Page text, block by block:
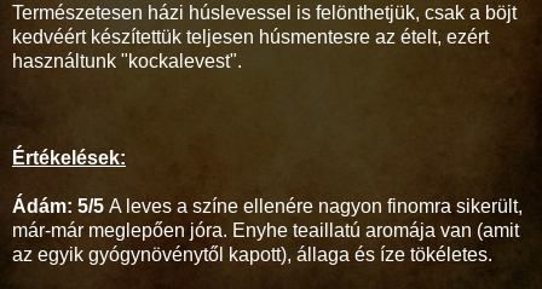
Természetesen házi húslevessel is felönthetjük, csak a böjt
kedvéért készítettük teljesen húsmentesre az ételt, ezért
használtunk "kockalevest".
Értékelések:
Ádám: 5/5 A leves a színe ellenére nagyon finomra sikerült,
már-már meglepően jóra. Enyhe teaillatú aromája van (amit
az egyik gyógynövénytől kapott), állaga és íze tökéletes.